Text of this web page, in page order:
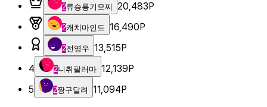
2류승룡기모찌 20,483P
2캐치마인드 16,490P
2전영우 13,515P
4
2니취팔러마 12,139P
5
2짱구달려 11,094P